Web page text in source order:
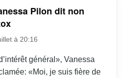
Pilon dit non
à 20:16
général», Vanessa
«Moi, je suis fière de